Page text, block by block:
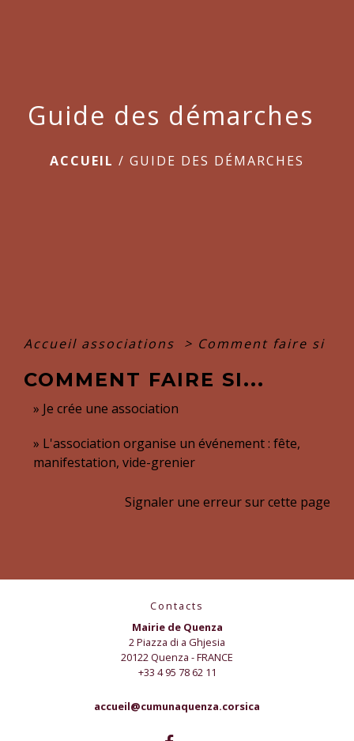
Guide des démarches
ACCUEIL / GUIDE DES DÉMARCHES
Accueil associations > Comment faire si
COMMENT FAIRE SI...
Je crée une association
L'association organise un événement : fête,
manifestation, vide-grenier
Signaler une erreur sur cette page
Contacts
Mairie de Quenza
2 Piazza di a Ghjesia
20122 Quenza - FRANCE
+33 4 95 78 62 11
accueil@cumunaquenza.corsica